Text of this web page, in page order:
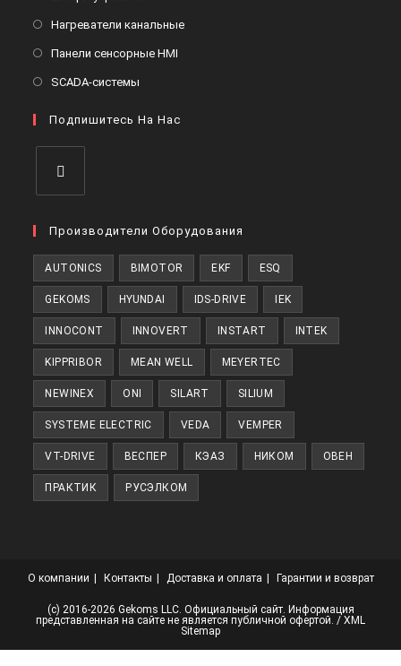
вкладке
вкладке
Нагреватели канальныеОткроется
Панели сенсорные HMI
вкладке
SCADA-системы
новой
Подпишитесь На Нас
в
вкладке
Производители Оборудования
AUTONICS BIMOTOR EKF ESQ
GEKOMS HYUNDAI IDS-DRIVE IEK
INNOCONT INNOVERT INSTART INTEK
KIPPRIBOR MEAN WELL MEYERTEC
NEWINEX ONI SILART SILIUM
SYSTEME ELECTRIC VEDA VEMPER
VT-DRIVE ВЕСПЕР КЭАЗ НИКОМ ОВЕН
ПРАКТИК РУСЭЛКОМ
О компании Контакты Доставка и оплата Гарантии и возврат
(с) 2016-2026 Gekoms LLC. Официальный сайт. Информация
представленная на сайте не является публичной офертой. / XML
Sitemap